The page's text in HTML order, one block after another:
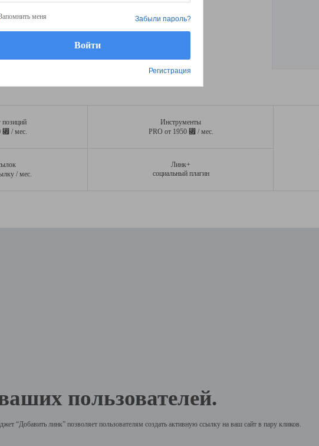
⃏ / мес.
Инструменты
PRO от 1950 ⃏ / мес.
/ мес.
Линк+
социальный плагин
пользователей.
“Добавить линк” позволяет пользователям создать активную ссылку на ваш сайт в пару кликов.
меня
Регистрация
Забыли пароль?